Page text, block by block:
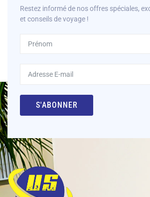
Restez informé de nos offres spéciales,
et conseils de voyage !
S'ABONNER